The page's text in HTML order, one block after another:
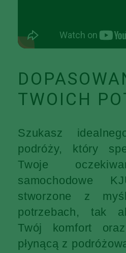
TWOICH
Szukasz
podróży, który
Twoje
samochodowe
stworzone z
potrzebach, tak
Twój komfort
płynącą z